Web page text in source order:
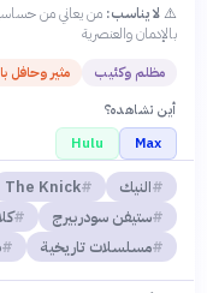
⚠️لا يناسب: من يعاني من
بالإدمان والعنصرية
مظلم وكئيب مثير وحافل
أين تشاهده؟
Max
Hulu
النيك The Knick
ستيفن سودربيرج
مسلسلات تاريخية